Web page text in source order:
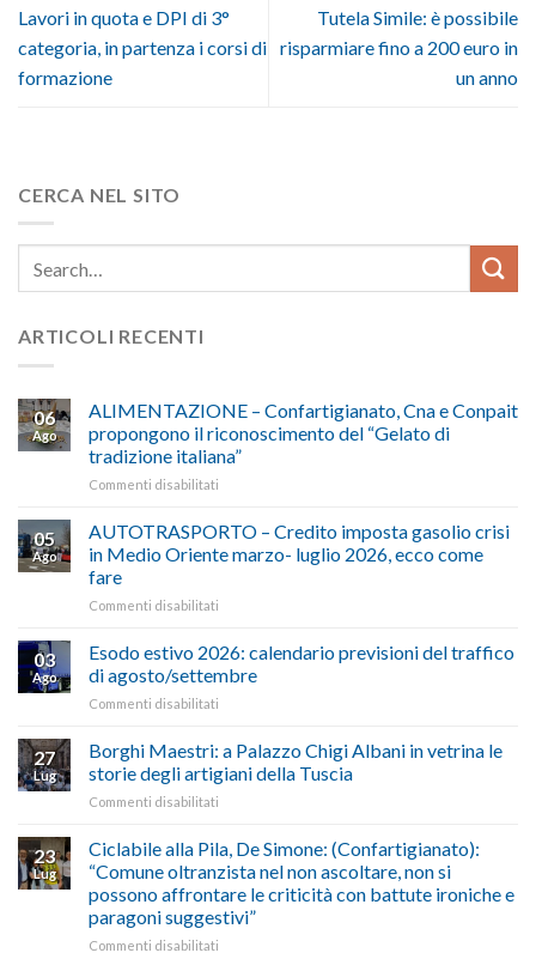
Lavori in quota e DPI di 3°
categoria, in partenza i corsi di
formazione
Tutela Simile: è possibile
risparmiare fino a 200 euro in
un anno
CERCA NEL SITO
ARTICOLI RECENTI
06
Ago
ALIMENTAZIONE – Confartigianato, Cna e Conpait
propongono il riconoscimento del “Gelato di
tradizione italiana”
Commenti disabilitati
–
Confartigianato,
Cna
il
riconoscimento
del
tradizione
italiana”
05
Ago
AUTOTRASPORTO – Credito imposta gasolio crisi
in Medio Oriente marzo- luglio 2026, ecco come
fare
Commenti disabilitati
–
Credito
imposta
in
Medio
Oriente
2026,
ecco
come
fare
03
Ago
Esodo estivo 2026: calendario previsioni del traffico
di agosto/settembre
Commenti disabilitati
estivo
2026:
calendario
traffico
di
agosto/settembre
27
Lug
Borghi Maestri: a Palazzo Chigi Albani in vetrina le
storie degli artigiani della Tuscia
Commenti disabilitati
Maestri:
a
Palazzo
Chigi
Albani
23
Lug
Ciclabile alla Pila, De Simone: (Confartigianato):
“Comune oltranzista nel non ascoltare, non si
possono affrontare le criticità con battute ironiche e
paragoni suggestivi”
Commenti disabilitati